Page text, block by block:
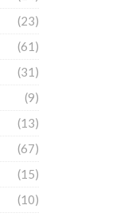
(23)
(61)
(31)
(9)
(13)
(67)
(15)
(10)